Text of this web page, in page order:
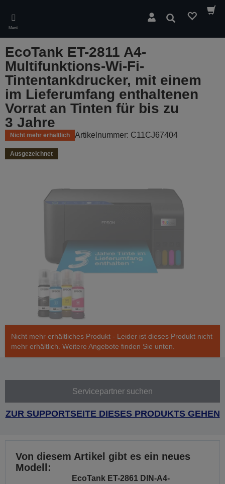
main
content
Menü
Suchen
EcoTank ET-2811 A4-
Multifunktions-Wi-Fi-
Tintentankdrucker, mit einem
im Lieferumfang enthaltenen
Vorrat an Tinten für bis zu
3 Jahre
Nicht mehr erhältlich Artikelnummer: C11CJ67404
Ausgezeichnet
Nicht mehr erhältliches Produkt - Leider ist dieses Produkt nicht
mehr erhältlich. Weitere Angebote finden Sie unten.
Servicepartner suchen
ZUR SUPPORTSEITE DIESES PRODUKTS GEHEN
Von diesem Artikel gibt es ein neues
Modell:
EcoTank ET-2861 DIN-A4-